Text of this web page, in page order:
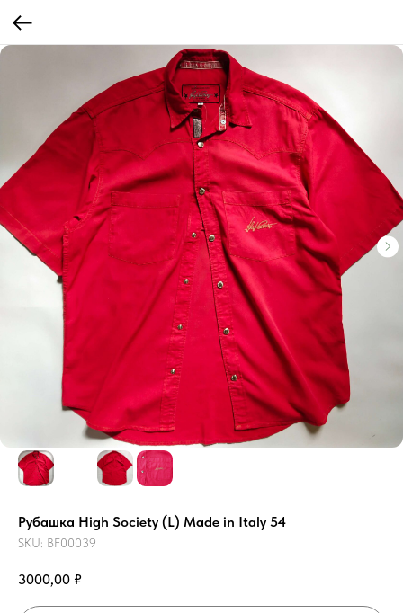
Рубашка High Society (L) Made in Italy 54
SKU: BF00039
3000,00 ₽